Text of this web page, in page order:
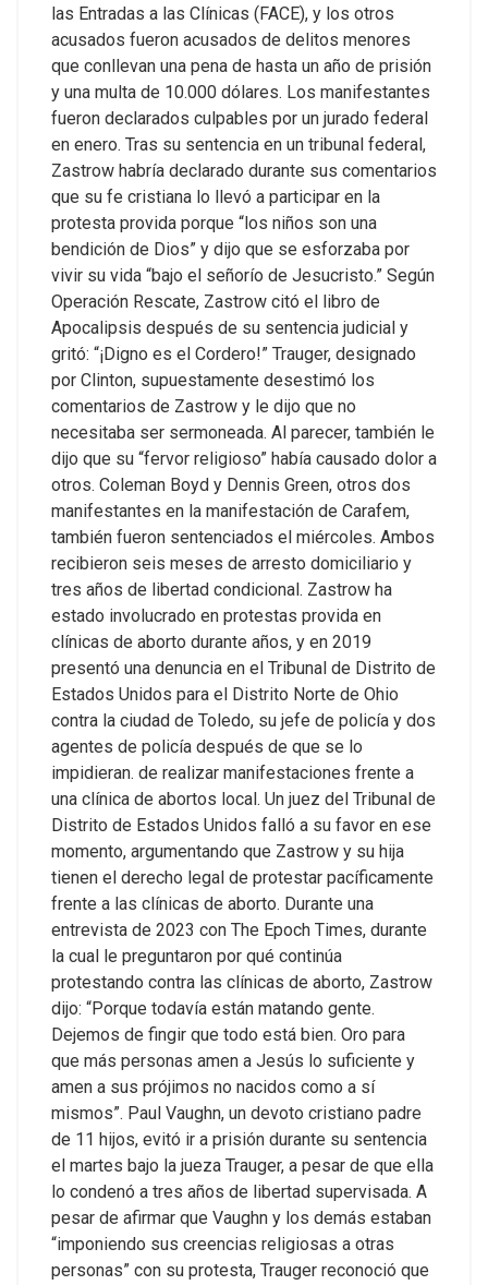
las Entradas a las Clínicas (FACE), y los otros
acusados ​​fueron acusados ​​de delitos menores
que conllevan una pena de hasta un año de prisión
y una multa de 10.000 dólares. Los manifestantes
fueron declarados culpables por un jurado federal
en enero. Tras su sentencia en un tribunal federal,
Zastrow habría declarado durante sus comentarios
que su fe cristiana lo llevó a participar en la
protesta provida porque “los niños son una
bendición de Dios” y dijo que se esforzaba por
vivir su vida “bajo el señorío de Jesucristo.” Según
Operación Rescate, Zastrow citó el libro de
Apocalipsis después de su sentencia judicial y
gritó: “¡Digno es el Cordero!” Trauger, designado
por Clinton, supuestamente desestimó los
comentarios de Zastrow y le dijo que no
necesitaba ser sermoneada. Al parecer, también le
dijo que su “fervor religioso” había causado dolor a
otros. Coleman Boyd y Dennis Green, otros dos
manifestantes en la manifestación de Carafem,
también fueron sentenciados el miércoles. Ambos
recibieron seis meses de arresto domiciliario y
tres años de libertad condicional. Zastrow ha
estado involucrado en protestas provida en
clínicas de aborto durante años, y en 2019
presentó una denuncia en el Tribunal de Distrito de
Estados Unidos para el Distrito Norte de Ohio
contra la ciudad de Toledo, su jefe de policía y dos
agentes de policía después de que se lo
impidieran. de realizar manifestaciones frente a
una clínica de abortos local. Un juez del Tribunal de
Distrito de Estados Unidos falló a su favor en ese
momento, argumentando que Zastrow y su hija
tienen el derecho legal de protestar pacíficamente
frente a las clínicas de aborto. Durante una
entrevista de 2023 con The Epoch Times, durante
la cual le preguntaron por qué continúa
protestando contra las clínicas de aborto, Zastrow
dijo: “Porque todavía están matando gente.
Dejemos de fingir que todo está bien. Oro para
que más personas amen a Jesús lo suficiente y
amen a sus prójimos no nacidos como a sí
mismos”. Paul Vaughn, un devoto cristiano padre
de 11 hijos, evitó ir a prisión durante su sentencia
el martes bajo la jueza Trauger, a pesar de que ella
lo condenó a tres años de libertad supervisada. A
pesar de afirmar que Vaughn y los demás estaban
“imponiendo sus creencias religiosas a otras
personas” con su protesta, Trauger reconoció que